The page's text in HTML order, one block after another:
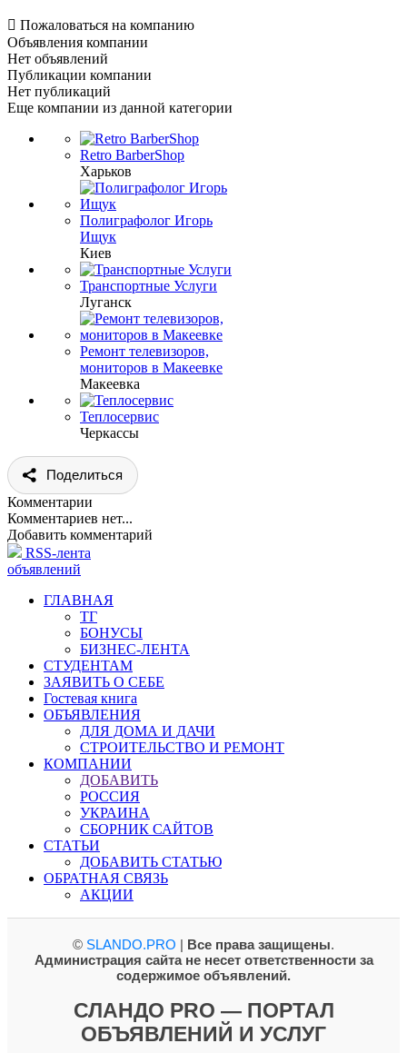
 Пожаловаться на компанию
Объявления компании
Нет объявлений
Публикации компании
Нет публикаций
Еще компании из данной категории
Retro BarberShop
Харьков
Полиграфолог Игорь
Ищук
Киев
Транспортные Услуги
Луганск
Ремонт телевизоров,
мониторов в Макеевке
Макеевка
Теплосервис
Черкассы
Поделиться
Комментарии
Комментариев нет...
Добавить комментарий
RSS-лента
объявлений
ГЛАВНАЯ
ТГ
БОНУСЫ
БИЗНЕС-ЛЕНТА
СТУДЕНТАМ
ЗАЯВИТЬ О СЕБЕ
Гостевая книга
ОБЪЯВЛЕНИЯ
ДЛЯ ДОМА И ДАЧИ
СТРОИТЕЛЬСТВО И РЕМОНТ
КОМПАНИИ
ДОБАВИТЬ
РОССИЯ
УКРАИНА
СБОРНИК САЙТОВ
СТАТЬИ
ДОБАВИТЬ СТАТЬЮ
ОБРАТНАЯ СВЯЗЬ
АКЦИИ
© SLANDO.PRO | Все права защищены.
Администрация сайта не несет ответственности за
содержимое объявлений.
СЛАНДО PRO — ПОРТАЛ
ОБЪЯВЛЕНИЙ И УСЛУГ